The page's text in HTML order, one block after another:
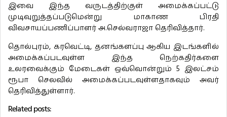
இவை இந்த வருடத்திற்குள் அமைக்கப்பட்டு
முடிவுறுத்தப்படுமென்று மாகாண பிரதி
விவசாயப்பணிப்பாளர் அ.செல்வராஜா தெரிவித்தார்.
தொல்புரம், கரவெட்டி, தனங்களப்பு ஆகிய இடங்களில்
அமைக்கப்படவுள்ள இந்த நெற்கதிர்களை
உலரவைக்கும் மேடைகள் ஒவ்வொன்றும் 5 இலட்சம்
ரூபா செலவில் அமைக்கப்படவுள்ளதாகவும் அவர்
தெரிவித்துள்ளார்.
Related posts: